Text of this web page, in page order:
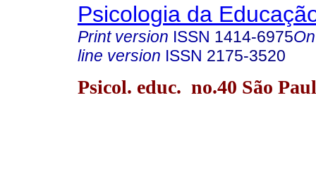
Psicologia da
Print version ISSN 1414-6975
line version ISSN 2175-3520
Psicol. educ. no.40 São